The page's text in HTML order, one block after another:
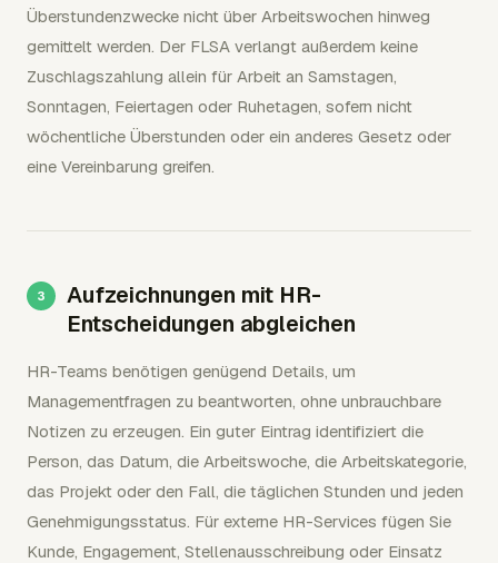
Überstundenzwecke nicht über Arbeitswochen hinweg
gemittelt werden. Der FLSA verlangt außerdem keine
Zuschlagszahlung allein für Arbeit an Samstagen,
Sonntagen, Feiertagen oder Ruhetagen, sofern nicht
wöchentliche Überstunden oder ein anderes Gesetz oder
eine Vereinbarung greifen.
Aufzeichnungen mit HR-
Entscheidungen abgleichen
HR-Teams benötigen genügend Details, um
Managementfragen zu beantworten, ohne unbrauchbare
Notizen zu erzeugen. Ein guter Eintrag identifiziert die
Person, das Datum, die Arbeitswoche, die Arbeitskategorie,
das Projekt oder den Fall, die täglichen Stunden und jeden
Genehmigungsstatus. Für externe HR-Services fügen Sie
Kunde, Engagement, Stellenausschreibung oder Einsatz